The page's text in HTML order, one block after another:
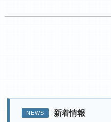
NEWS 新着情報